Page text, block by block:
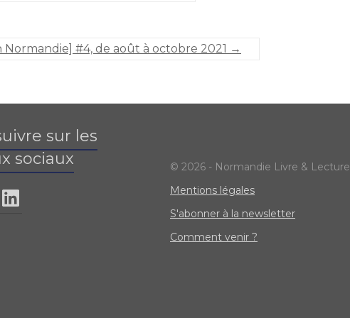
#4, de août à octobre 2021 →
sur les
sociaux
© 2026 - Normandie Livre & Lecture
Mentions légales
S'abonner à la newsletter
Comment venir ?